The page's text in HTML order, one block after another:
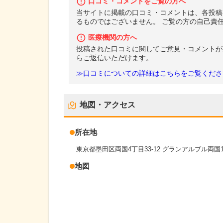
当サイトに掲載の口コミ・コメントは、各投
るものではございません。 ご覧の方の自己責
医療機関の方へ
投稿された口コミに関してご意見・コメント
らご返信いただけます。
≫口コミについての詳細はこちらをご覧くだ
地図・アクセス
所在地
東京都墨田区両国4丁目33-12 グランアルブル両国
地図